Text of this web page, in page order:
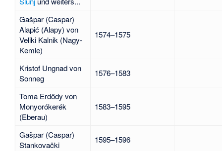
Gašpar (Caspar)
Alapić (Alapy) von
Veliki Kalnik(Nagy-
Kemle)
1574–1575
Kristof Ungnadvon
Sonneg
1576–1583
Toma Erdődy von
Monyorókerék
(Eberau)
1583–1595
Gašpar (Caspar)
Stankovački
1595–1596